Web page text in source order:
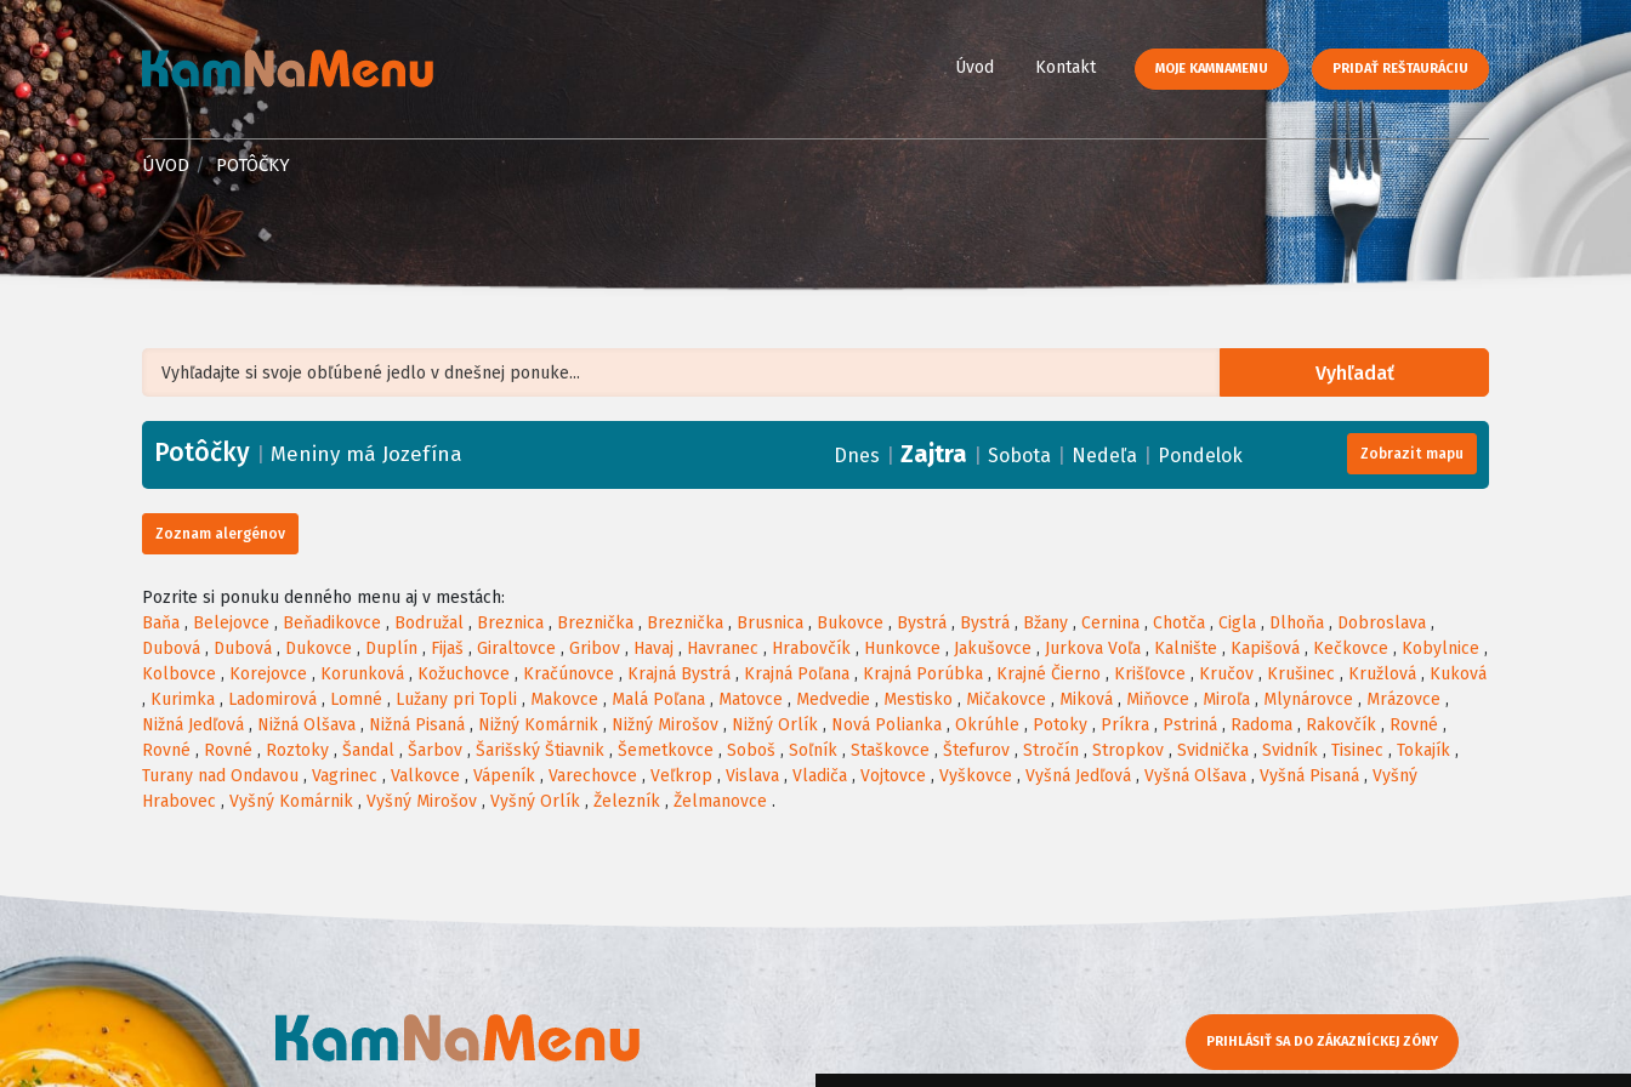
Úvod Kontakt MOJE KAMNAMENU PRIDAŤ REŠTAURÁCIU
ÚVOD POTÔČKY
Vyhľadať
+
−
Potôčky Meniny má Jozefína Dnes Zajtra Sobota Nedeľa Pondelok Zobrazit mapu
Zoznam alergénov
Pozrite si ponuku denného menu aj v mestách:
Baňa , Belejovce , Beňadikovce , Bodružal , Breznica , Breznička , Breznička , Brusnica , Bukovce , Bystrá , Bystrá , Bžany , Cernina , Chotča , Cigla , Dlhoňa , Dobroslava ,
Dubová , Dubová , Dukovce , Duplín , Fijaš , Giraltovce , Gribov , Havaj , Havranec , Hrabovčík , Hunkovce , Jakušovce , Jurkova Voľa , Kalnište , Kapišová , Kečkovce , Kobylnice ,
Kolbovce , Korejovce , Korunková , Kožuchovce , Kračúnovce , Krajná Bystrá , Krajná Poľana , Krajná Porúbka , Krajné Čierno , Krišľovce , Kručov , Krušinec , Kružlová , Kuková
, Kurimka , Ladomirová , Lomné , Lužany pri Topli , Makovce , Malá Poľana , Matovce , Medvedie , Mestisko , Mičakovce , Miková , Miňovce , Miroľa , Mlynárovce , Mrázovce ,
Nižná Jedľová , Nižná Olšava , Nižná Pisaná , Nižný Komárnik , Nižný Mirošov , Nižný Orlík , Nová Polianka , Okrúhle , Potoky , Príkra , Pstriná , Radoma , Rakovčík , Rovné ,
Rovné , Rovné , Roztoky , Šandal , Šarbov , Šarišský Štiavnik , Šemetkovce , Soboš , Soľník , Staškovce , Štefurov , Stročín , Stropkov , Svidnička , Svidník , Tisinec , Tokajík ,
Turany nad Ondavou , Vagrinec , Valkovce , Vápeník , Varechovce , Veľkrop , Vislava , Vladiča , Vojtovce , Vyškovce , Vyšná Jedľová , Vyšná Olšava , Vyšná Pisaná , Vyšný
Hrabovec , Vyšný Komárnik , Vyšný Mirošov , Vyšný Orlík , Železník , Želmanovce .
PRIHLÁSIŤ SA DO ZÁKAZNÍCKEJ ZÓNY